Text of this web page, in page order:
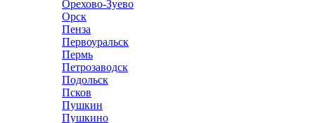
Орехово-Зуево
Орск
Пенза
Первоуральск
Пермь
Петрозаводск
Подольск
Псков
Пушкин
Пушкино